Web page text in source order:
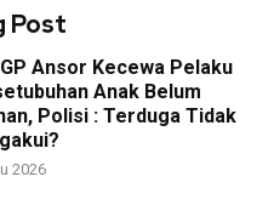
Post
Ansor Kecewa Pelaku
Anak Belum
Polisi : Terduga Tidak
2026